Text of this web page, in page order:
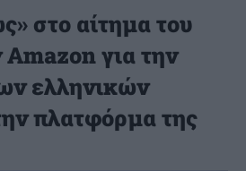
στο αίτημα του
για την
ελληνικών
πλατφόρμα της